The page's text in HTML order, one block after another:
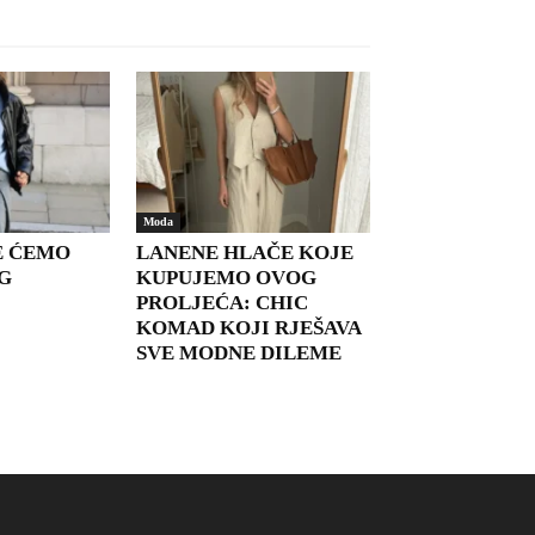
H&M
ĆEMO
Moda
LANENE HLAČE KOJE
KUPUJEMO OVOG
PROLJEĆA: CHIC
KOMAD KOJI RJEŠAVA
SVE MODNE DILEME